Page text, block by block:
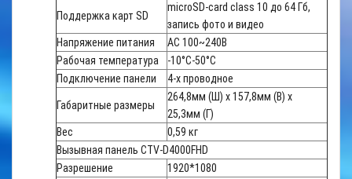
Поддержка карт SD
microSD-card class 10 до 64 Гб,
запись фото и видео
Напряжение питания
AC 100~240В
Рабочая температура
-10°C-50°C
Подключение панели
4-х проводное
Габаритные размеры
264,8мм (Ш) x 157,8мм (В) x
25,3мм (Г)
Вес
0,59 кг
Вызывная панель CTV-D4000FHD
Разрешение
1920*1080